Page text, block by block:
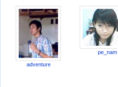
adventure
pe_nam